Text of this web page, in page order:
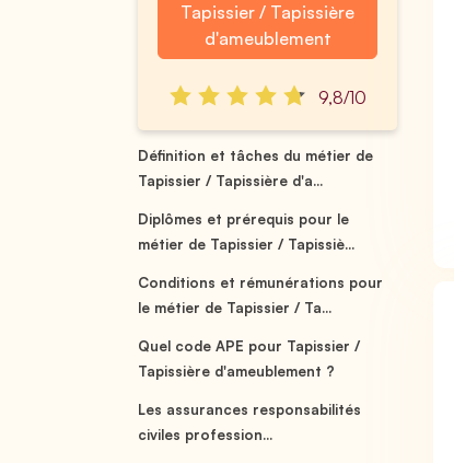
Tapissier / Tapissière
d'ameublement
9,8/10
Définition et tâches du métier de
Tapissier / Tapissière d'a...
Diplômes et prérequis pour le
métier de Tapissier / Tapissiè...
Conditions et rémunérations pour
le métier de Tapissier / Ta...
Quel code APE pour Tapissier /
Tapissière d'ameublement ?
Les assurances responsabilités
civiles profession...